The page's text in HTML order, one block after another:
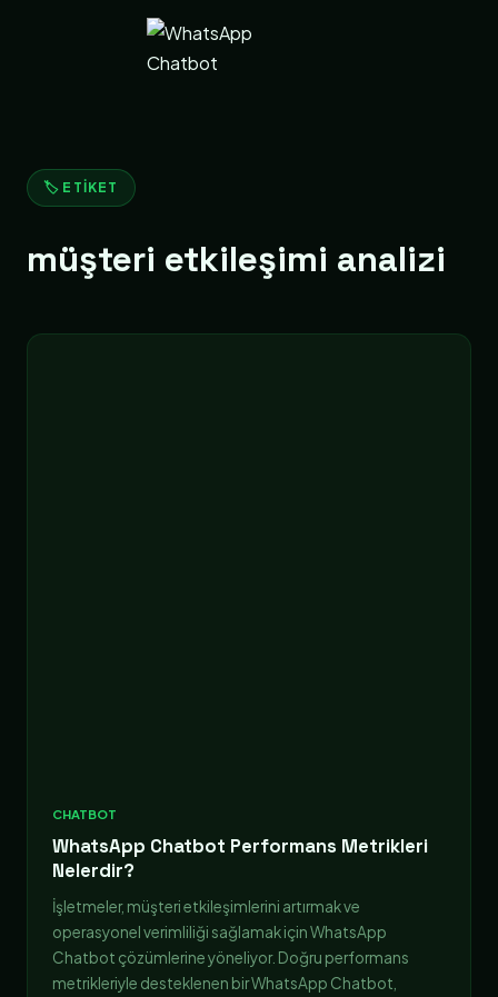
🏷️ ETIKET
müşteri etkileşimi analizi
CHATBOT
WhatsApp Chatbot Performans Metrikleri
Nelerdir?
İşletmeler, müşteri etkileşimlerini artırmak ve
operasyonel verimliliği sağlamak için WhatsApp
Chatbot çözümlerine yöneliyor. Doğru performans
metrikleriyle desteklenen bir WhatsApp Chatbot,